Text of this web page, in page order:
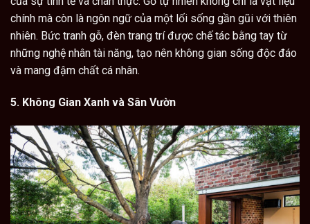
chính mà còn là ngôn ngữ của một lối sống gần gũi với thiên
nhiên. Bức tranh gỗ, đèn trang trí được chế tác bằng tay từ
những nghệ nhân tài năng, tạo nên không gian sống độc đáo
và mang đậm chất cá nhân.
5. Không Gian Xanh và Sân Vườn